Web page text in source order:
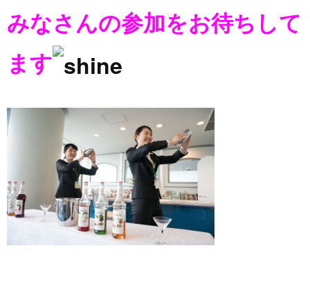
みなさんの参加をお待ちして
ます